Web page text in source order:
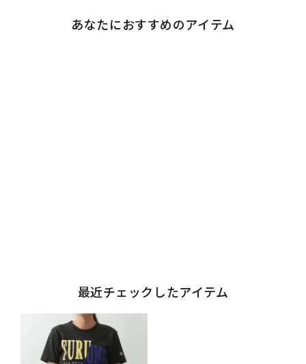
あなたにおすすめのアイテム
最近チェックしたアイテム